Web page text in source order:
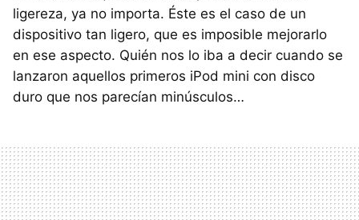
ligereza, ya no importa. Éste es el caso de un
dispositivo tan ligero, que es imposible mejorarlo
en ese aspecto. Quién nos lo iba a decir cuando se
lanzaron aquellos primeros iPod mini con disco
duro que nos parecían minúsculos…